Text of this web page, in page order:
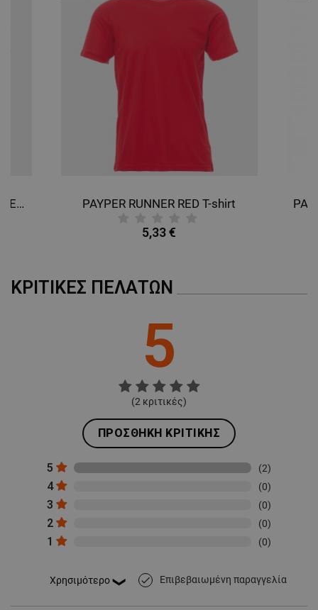
PAYPER RUNNER FLUO ORANGE T-shirt PAYPER RUNNER RED T-shirt
5,33 €
ΚΡΙΤΙΚΈΣ ΠΕΛΑΤΏΝ
5
(2 κριτικές)
ΠΡΟΣΘΉΚΗ ΚΡΙΤΙΚΉΣ
5 (2)
4 (0)
3 (0)
2 (0)
1 (0)
done Επιβεβαιωμένη παραγγελία